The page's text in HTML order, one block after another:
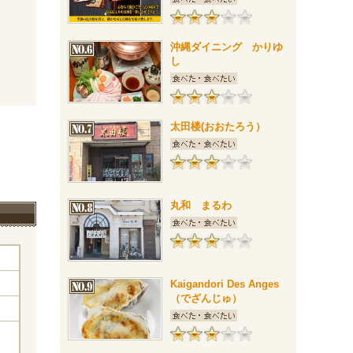
沖縄ダイニング かりゆ
し
太田楼(おおたろう）
丸和 まるわ
Kaigandori Des Anges
（でざんじゅ）